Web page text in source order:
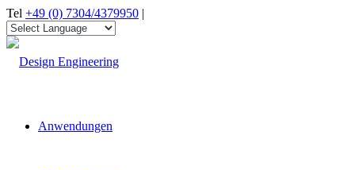
Tel +49 (0) 7304/4379950 |
Anwendungen